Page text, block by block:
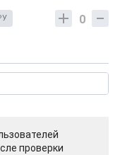
0
проверки